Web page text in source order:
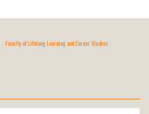
Faculty of Lifelong Learning and Career Studies